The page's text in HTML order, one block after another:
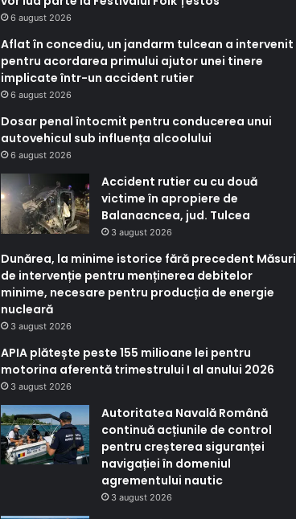
6 august 2026
Aflat în concediu, un jandarm tulcean a intervenit
pentru acordarea primului ajutor unei tinere
implicate într-un accident rutier
6 august 2026
Dosar penal întocmit pentru conducerea unui
autovehicul sub influența alcoolului
6 august 2026
Accident rutier cu cu două
victime în apropiere de
Balanacncea, jud. Tulcea
3 august 2026
Dunărea, la minime istorice fără precedent Măsuri
de intervenție pentru menținerea debitelor
minime, necesare pentru producția de energie
nucleară
3 august 2026
APIA plătește peste 155 milioane lei pentru
motorina aferentă trimestrului I al anului 2026
3 august 2026
Autoritatea Navală Română
continuă acțiunile de control
pentru creșterea siguranței
navigației în domeniul
agrementului nautic
3 august 2026